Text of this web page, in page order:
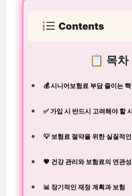
Contents
📋 목차
💰 시니어보험료 부담 줄이는
✅ 가입 시 반드시 고려해야 할
💡 보험료 절약을 위한 실질적인
💖 건강 관리와 보험료의 연관성
📊 장기적인 재정 계획과 보험